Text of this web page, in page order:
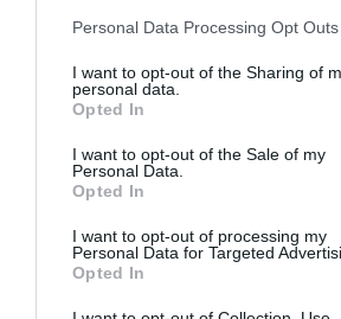
Please note that this website/app uses
not limited to your visit or usage
grant or deny consent to Google and its
use your data for below specified
consent section.
Personal Data Processing Opt Outs
I want to opt-out of the Sharing of
personal data.
Opted In
I want to opt-out of the Sale of my
Personal Data.
Opted In
I want to opt-out of processing my
Personal Data for Targeted
Opted In
nem akarnak
személyes
gondolniuk a
vonzására és